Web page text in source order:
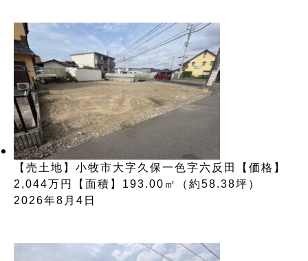
【売土地】小牧市大字久保一色字六反田【価格】
2,044万円【面積】193.00㎡（約58.38坪）
2026年8月4日